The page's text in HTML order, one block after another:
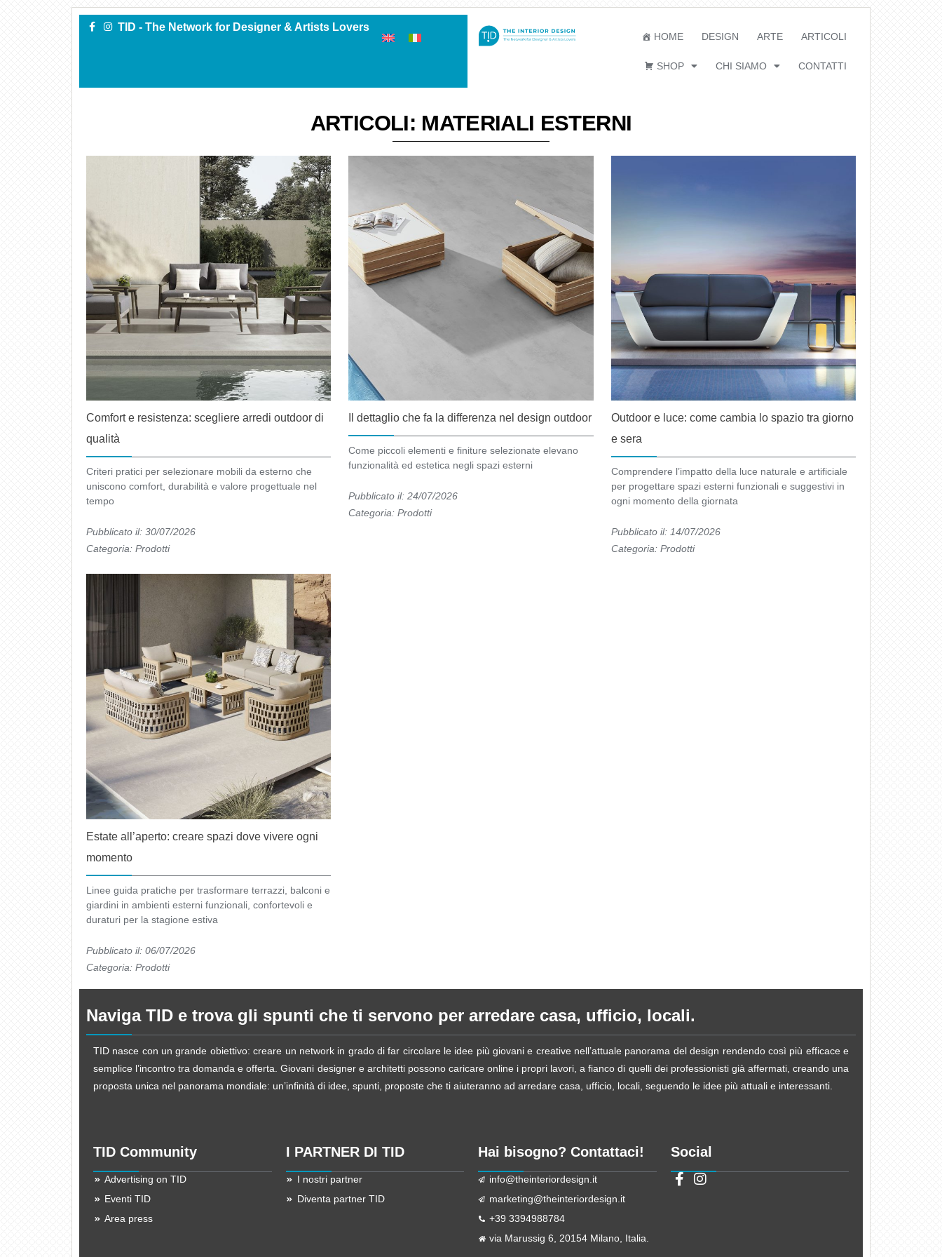
TID - The Network for Designer & Artists Lovers
HOME DESIGN ARTE ARTICOLI
SHOP CHI SIAMO CONTATTI
ARTICOLI: MATERIALI ESTERNI
Comfort e resistenza: scegliere arredi outdoor di
qualità
Criteri pratici per selezionare mobili da esterno che
uniscono comfort, durabilità e valore progettuale nel
tempo
Pubblicato il: 30/07/2026
Categoria: Prodotti
Il dettaglio che fa la differenza nel design outdoor
Come piccoli elementi e finiture selezionate elevano
funzionalità ed estetica negli spazi esterni
Pubblicato il: 24/07/2026
Categoria:Prodotti
Outdoor e luce: come cambia lo spazio tra giorno
e sera
Comprendere l’impatto della luce naturale e artificiale
per progettare spazi esterni funzionali e suggestivi in
ogni momento della giornata
Pubblicato il: 14/07/2026
Categoria: Prodotti
Estate all’aperto: creare spazi dove vivere ogni
momento
Linee guida pratiche per trasformare terrazzi, balconi e
giardini in ambienti esterni funzionali, confortevoli e
duraturi per la stagione estiva
Pubblicato il: 06/07/2026
Categoria: Prodotti
Naviga TID e trova gli spunti che ti servono per arredare casa, ufficio, locali.
TID nasce con un grande obiettivo: creare un network in grado di far circolare le idee più giovani e creative nell’attuale panorama del design rendendo così più efficace e
semplice l’incontro tra domanda e offerta. Giovani designer e architetti possono caricare online i propri lavori, a fianco di quelli dei professionisti già affermati, creando una
proposta unica nel panorama mondiale: un’infinità di idee, spunti, proposte che ti aiuteranno ad arredare casa, ufficio, locali, seguendo le idee più attuali e interessanti.
TID Community
Advertising on TID
Eventi TID
Area press
I PARTNER DI TID
I nostri partner
Diventa partner TID
Hai bisogno? Contattaci!
info@theinteriordesign.it
marketing@theinteriordesign.it
+39 3394988784
via Marussig 6, 20154 Milano, Italia.
Social